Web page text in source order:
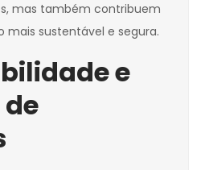
mas também contribuem
mais sustentável e segura.
e